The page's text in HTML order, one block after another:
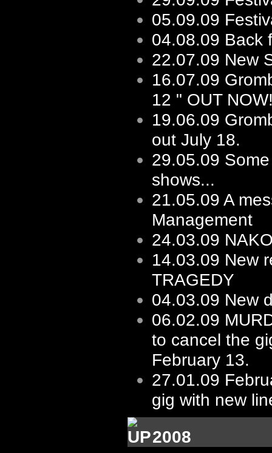
05.09.09
04.08.09 Back
22.07.09 New
16.07.09
12 " OUT
19.06.09
out July 18.
29.05.09
shows...
21.05.09 A
Management
24.03.09
14.03.09 New
TRAGEDY
04.03.09 New
06.02.09
to cancel the
February 13.
27.01.09
gig with new
2008